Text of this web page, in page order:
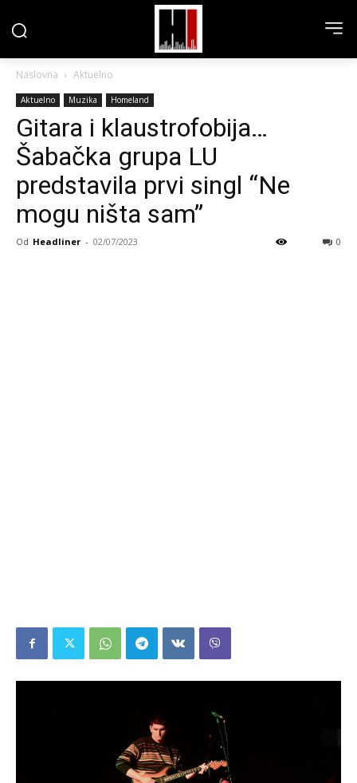
Naslovna Aktuelno
Aktuelno Muzika Homeland
Gitara i klaustrofobija…
Šabačka grupa LU
predstavila prvi singl “Ne
mogu ništa sam”
Od Headliner - 02/07/2023 0